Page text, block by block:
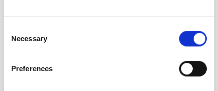
Selection
Necessary
Preferences